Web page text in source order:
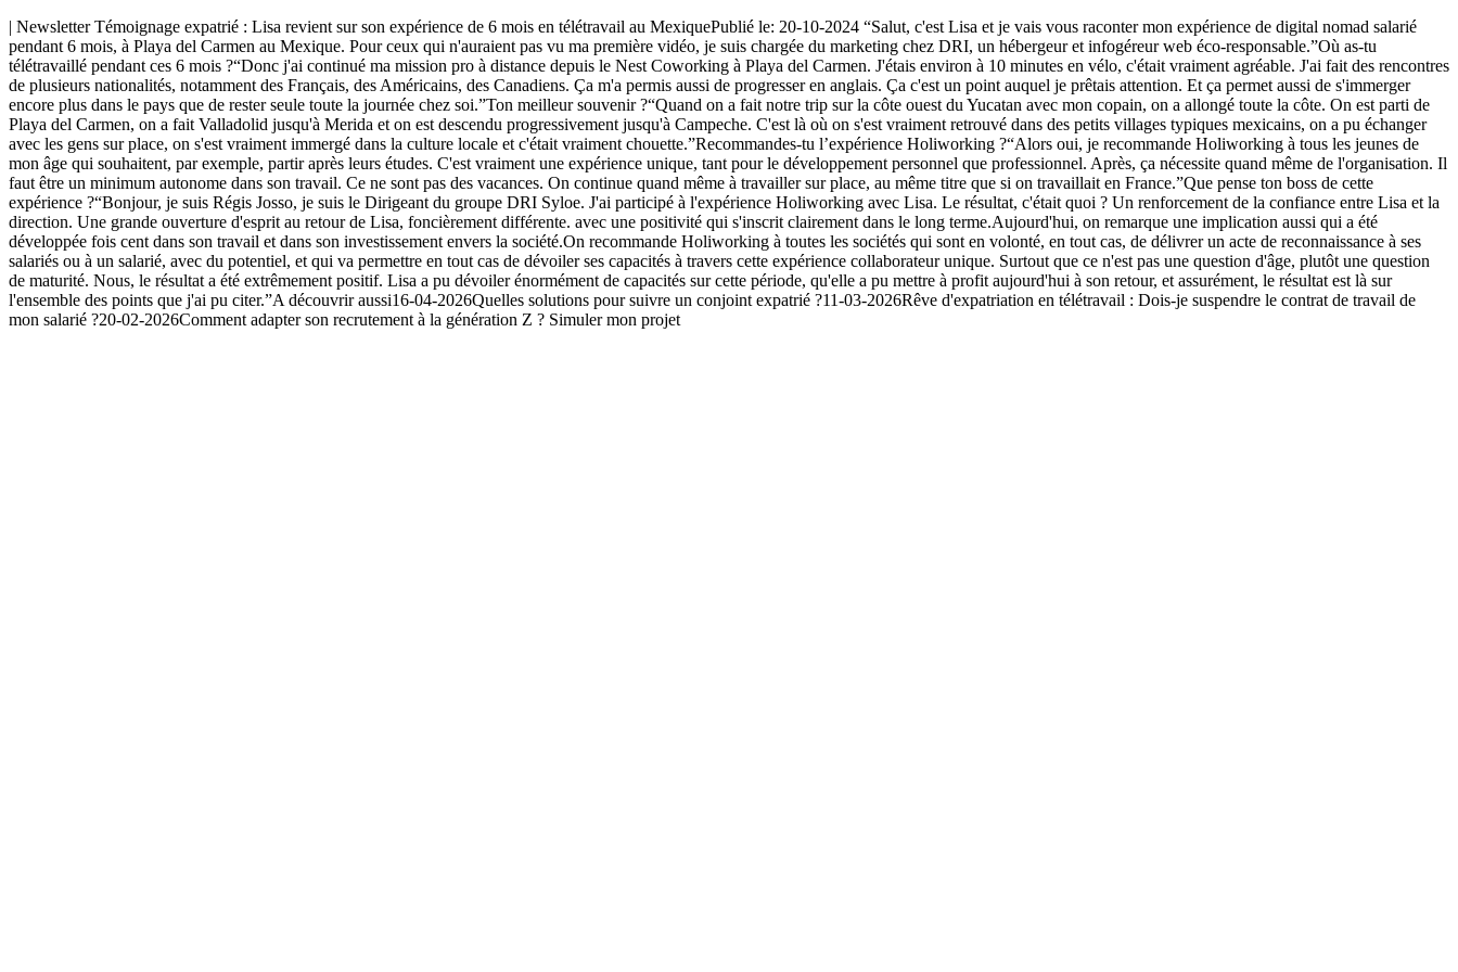
| Newsletter Témoignage expatrié : Lisa revient sur son expérience de 6 mois en télétravail au MexiquePublié le: 20-10-2024 “Salut, c'est Lisa et je vais vous raconter mon expérience de digital nomad salarié
pendant 6 mois, à Playa del Carmen au Mexique. Pour ceux qui n'auraient pas vu ma première vidéo, je suis chargée du marketing chez DRI, un hébergeur et infogéreur web éco-responsable.”Où as-tu
télétravaillé pendant ces 6 mois ?“Donc j'ai continué ma mission pro à distance depuis le Nest Coworking à Playa del Carmen. J'étais environ à 10 minutes en vélo, c'était vraiment agréable. J'ai fait des rencontres
de plusieurs nationalités, notamment des Français, des Américains, des Canadiens. Ça m'a permis aussi de progresser en anglais. Ça c'est un point auquel je prêtais attention. Et ça permet aussi de s'immerger
encore plus dans le pays que de rester seule toute la journée chez soi.”Ton meilleur souvenir ?“Quand on a fait notre trip sur la côte ouest du Yucatan avec mon copain, on a allongé toute la côte. On est parti de
Playa del Carmen, on a fait Valladolid jusqu'à Merida et on est descendu progressivement jusqu'à Campeche. C'est là où on s'est vraiment retrouvé dans des petits villages typiques mexicains, on a pu échanger
avec les gens sur place, on s'est vraiment immergé dans la culture locale et c'était vraiment chouette.”Recommandes-tu l’expérience Holiworking ?“Alors oui, je recommande Holiworking à tous les jeunes de
mon âge qui souhaitent, par exemple, partir après leurs études. C'est vraiment une expérience unique, tant pour le développement personnel que professionnel. Après, ça nécessite quand même de l'organisation. Il
faut être un minimum autonome dans son travail. Ce ne sont pas des vacances. On continue quand même à travailler sur place, au même titre que si on travaillait en France.”Que pense ton boss de cette
expérience ?“Bonjour, je suis Régis Josso, je suis le Dirigeant du groupe DRI Syloe. J'ai participé à l'expérience Holiworking avec Lisa. Le résultat, c'était quoi ? Un renforcement de la confiance entre Lisa et la
direction. Une grande ouverture d'esprit au retour de Lisa, foncièrement différente. avec une positivité qui s'inscrit clairement dans le long terme.Aujourd'hui, on remarque une implication aussi qui a été
développée fois cent dans son travail et dans son investissement envers la société.On recommande Holiworking à toutes les sociétés qui sont en volonté, en tout cas, de délivrer un acte de reconnaissance à ses
salariés ou à un salarié, avec du potentiel, et qui va permettre en tout cas de dévoiler ses capacités à travers cette expérience collaborateur unique. Surtout que ce n'est pas une question d'âge, plutôt une question
de maturité. Nous, le résultat a été extrêmement positif. Lisa a pu dévoiler énormément de capacités sur cette période, qu'elle a pu mettre à profit aujourd'hui à son retour, et assurément, le résultat est là sur
l'ensemble des points que j'ai pu citer.”A découvrir aussi16-04-2026Quelles solutions pour suivre un conjoint expatrié ?11-03-2026Rêve d'expatriation en télétravail : Dois-je suspendre le contrat de travail de
mon salarié ?20-02-2026Comment adapter son recrutement à la génération Z ? Simuler mon projet